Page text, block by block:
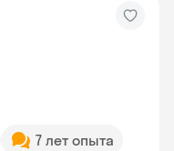
7 лет опыта